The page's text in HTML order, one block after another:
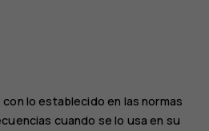
lo establecido en las normas
cuando se lo usa en su